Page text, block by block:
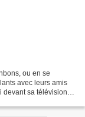
ou en se
avec leurs amis
sa télévision, à